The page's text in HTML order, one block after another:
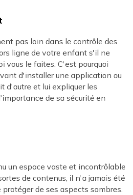
pas loin dans le contrôle des
ligne de votre enfant s'il ne
vous le faites. C'est pourquoi
d'installer une application ou
d'autre et lui expliquer les
de sa sécurité en
un espace vaste et incontrôlable
de contenus, il n'a jamais été
protéger de ses aspects sombres.